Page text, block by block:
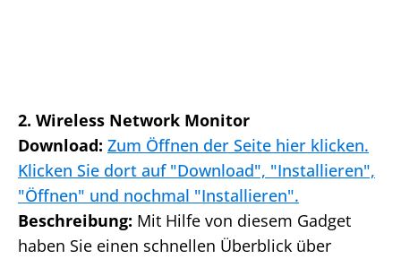
2. Wireless Network Monitor
Download: Zum Öffnen der Seite hier klicken.
Klicken Sie dort auf "Download", "Installieren",
"Öffnen" und nochmal "Installieren".
Beschreibung: Mit Hilfe von diesem Gadget
haben Sie einen schnellen Überblick über